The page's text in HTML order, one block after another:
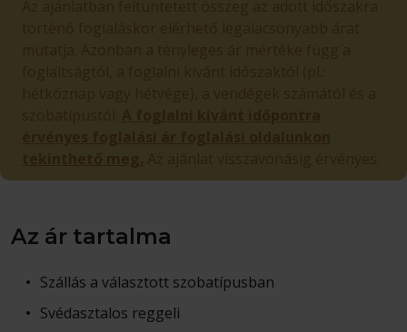
Az ár tartalma
Szállás a választott szobatípusban
Svédasztalos reggeli